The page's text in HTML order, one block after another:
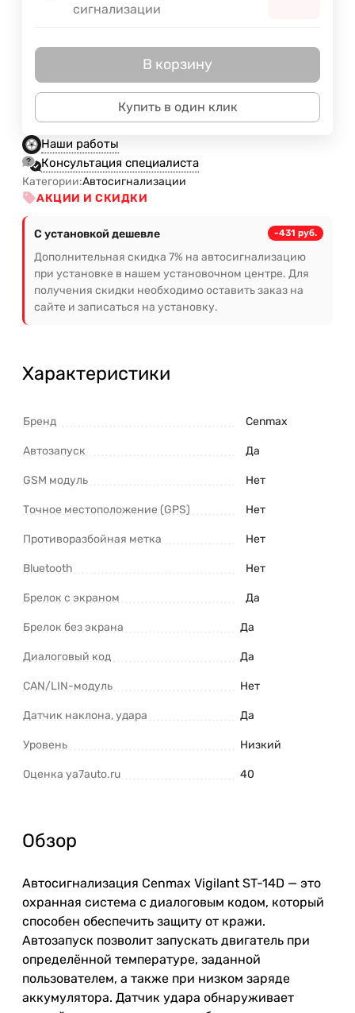
сигнализации
В корзину
Купить в один клик
Наши работы
Консультация специалиста
Категории:Автосигнализации
АКЦИИ И СКИДКИ
С установкой дешевле -431 руб.
Дополнительная скидка 7% на автосигнализацию
при установке в нашем установочном центре. Для
получения скидки необходимо оставить заказ на
сайте и записаться на установку.
Характеристики
Бренд Cenmax
Автозапуск Да
GSM модуль Нет
Точное местоположение (GPS) Нет
Противоразбойная метка Нет
Bluetooth Нет
Брелок с экраном Да
Брелок без экрана Да
Диалоговый код Да
CAN/LIN-модуль Нет
Датчик наклона, удара Да
Уровень Низкий
Оценка ya7auto.ru 40
Обзор
Автосигнализация Cenmax Vigilant ST-14D — это
охранная система с диалоговым кодом, который
способен обеспечить защиту от кражи.
Автозапуск позволит запускать двигатель при
определённой температуре, заданной
пользователем, а также при низком заряде
аккумулятора. Датчик удара обнаруживает